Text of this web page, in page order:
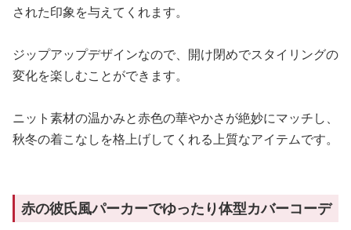
された印象を与えてくれます。
ジップアップデザインなので、開け閉めでスタイリングの
変化を楽しむことができます。
ニット素材の温かみと赤色の華やかさが絶妙にマッチし、
秋冬の着こなしを格上げしてくれる上質なアイテムです。
赤の彼氏風パーカーでゆったり体型カバーコーデ